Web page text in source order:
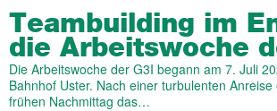
Teambuilding im
die Arbeitswoche
Die Arbeitswoche der G3I begann am 7. Juli
Bahnhof Uster. Nach einer turbulenten
frühen Nachmittag das…